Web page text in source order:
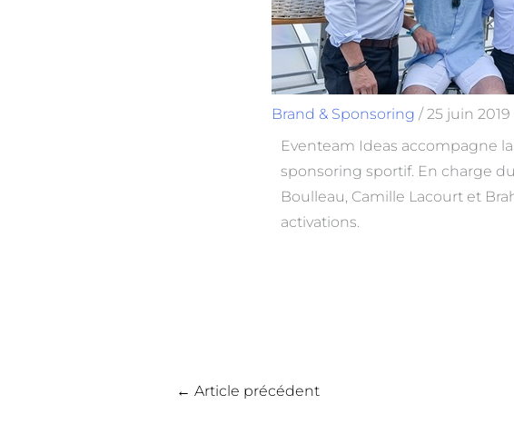
Brand & Sponsoring / 25 juin 2019
Eventeam Ideas accompagne
sponsoring sportif. En charge
Boulleau, Camille Lacourt et
activations.
← Article précédent